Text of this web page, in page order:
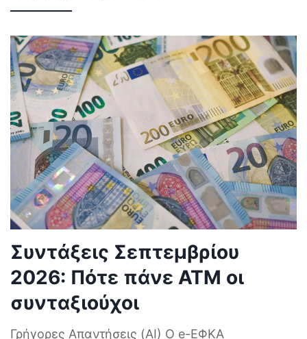
Συντάξεις Σεπτεμβρίου
2026: Πότε πάνε ΑΤΜ οι
συνταξιούχοι
Γρήγορες Απαντήσεις (AI) Ο e-ΕΦΚΑ